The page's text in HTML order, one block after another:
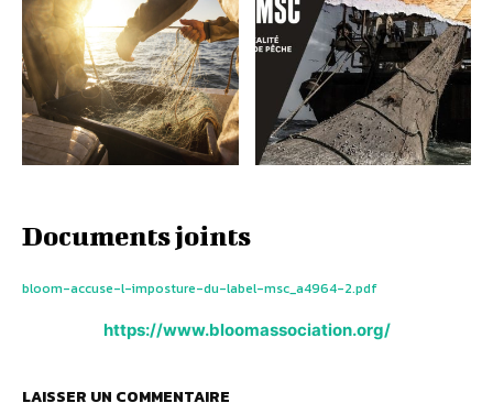
Documents joints
bloom-accuse-l-imposture-du-label-msc_a4964-2.pdf
https://www.bloomassociation.org/
LAISSER UN COMMENTAIRE